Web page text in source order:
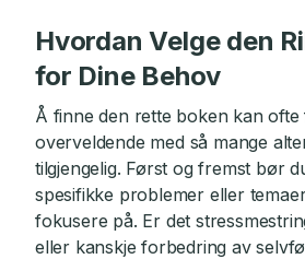
Hvordan Velge den
for Dine Behov
Å finne den rette boken kan ofte
overveldende med så mange
tilgjengelig. Først og fremst bør
spesifikke problemer eller
fokusere på. Er det
eller kanskje forbedring av